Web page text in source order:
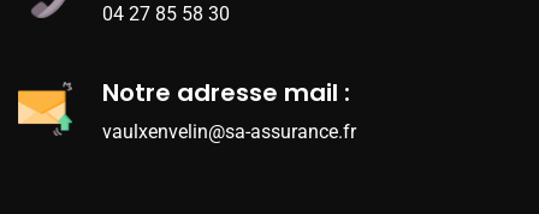
04 27 85 58 30
Notre adresse mail :
vaulxenvelin@sa-assurance.fr